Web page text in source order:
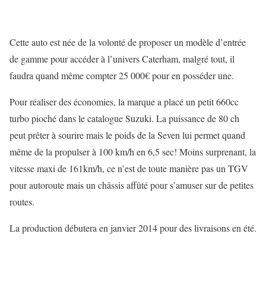
Cette auto est née de la volonté de proposer un modèle d’entrée
de gamme pour accéder à l’univers Caterham, malgré tout, il
faudra quand même compter 25 000€ pour en posséder une.
Pour réaliser des économies, la marque a placé un petit 660cc
turbo pioché dans le catalogue Suzuki. La puissance de 80 ch
peut prêter à sourire mais le poids de la Seven lui permet quand
même de la propulser à 100 km/h en 6,5 sec! Moins surprenant, la
vitesse maxi de 161km/h, ce n’est de toute manière pas un TGV
pour autoroute mais un châssis affûté pour s’amuser sur de petites
routes.
La production débutera en janvier 2014 pour des livraisons en été.